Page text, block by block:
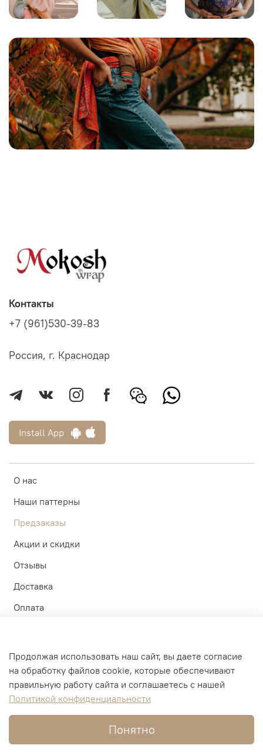
О нас
Наши паттерны
Предзаказы
Акции и скидки
Отзывы
Доставка
Оплата
Личный кабинет
Оферта и политика конфиденциальности
Пользовательское соглашение
Условия обмена и возврата
Контакты
+7 (961)530-39-83
Россия, г. Краснодар
Install App
Продолжая использовать наш сайт, вы даете согласие
на обработку файлов cookie, которые обеспечивают
правильную работу сайта и соглашаетесь с нашей
Политикой конфиденциальности
Понятно
обработки